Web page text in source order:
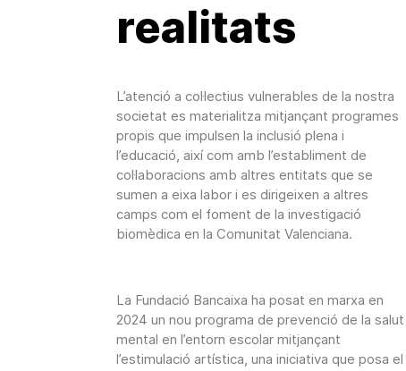
realitats
L’atenció a col·lectius vulnerables de la nostra
societat es materialitza mitjançant programes
propis que impulsen la inclusió plena i
l’educació, així com amb l’establiment de
col·laboracions amb altres entitats que se
sumen a eixa labor i es dirigeixen a altres
camps com el foment de la investigació
biomèdica en la Comunitat Valenciana.
La Fundació Bancaixa ha posat en marxa en
2024 un nou programa de prevenció de la salut
mental en l’entorn escolar mitjançant
l’estimulació artística, una iniciativa que posa el